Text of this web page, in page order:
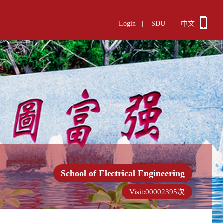
Login SDU 中文
School of Electrical Engineering
Visit:00002395次